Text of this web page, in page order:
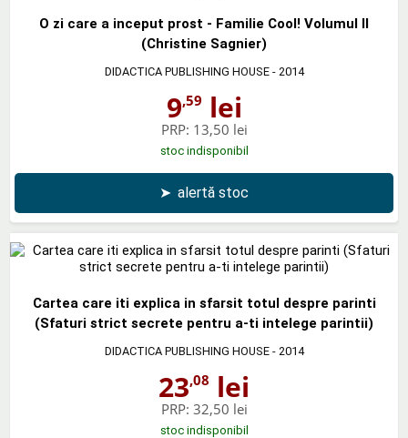
O zi care a inceput prost - Familie Cool! Volumul II
(Christine Sagnier)
DIDACTICA PUBLISHING HOUSE- 2014
9,59 lei
PRP: 13,50 lei
stoc indisponibil
➤ alertă stoc
Cartea care iti explica in sfarsit totul despre parinti
(Sfaturi strict secrete pentru a-ti intelege parintii)
DIDACTICA PUBLISHING HOUSE- 2014
23,08 lei
PRP: 32,50 lei
stoc indisponibil